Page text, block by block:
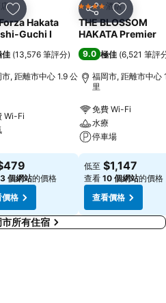
放到收藏夾
Hakata
Guchi Ⅰ
佳 (13,576 筆評分)
, 距離市中心 1.9 公
Wi-Fi
個網站的價格
價格
分享 放到收藏
4 星級 酒店
THE BLOSSOM
HAKATA Premier
9.0 極佳 (6,521 筆評
福岡市, 距離市中心
里
免費 Wi-Fi
水療
停車場
低至 $1,147
查看 10 個網站的價格
查看價格
所有住宿